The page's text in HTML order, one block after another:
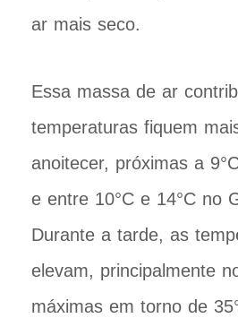
ar mais seco.
Essa massa de ar
temperaturas fiquem
anoitecer, próximas a
e entre 10°C e 14°C no
Durante a tarde, as
elevam, principalmente
máximas em torno de